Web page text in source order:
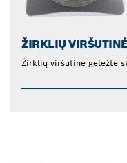
ŽIRKLIŲ
Žirklių viršutinė geležtė